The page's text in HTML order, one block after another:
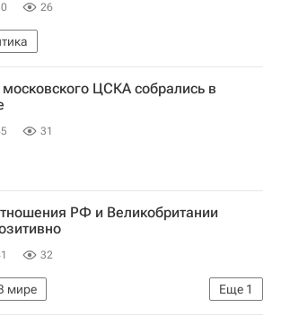
26
ЦСКА собрались в
31
РФ и Великобритании
32
Еще 1
мире
Встреча Путина с представителями деловых кругов Великобритании